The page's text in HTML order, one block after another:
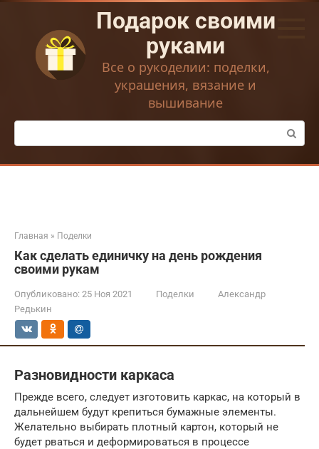
Перейти
контенту
Подарок своими
руками
Все о рукоделии: поделки,
украшения, вязание и
вышивание
Поиск:
Главная » Поделки
Как сделать единичку на день рождения
своими рукам
Опубликовано: 25 Ноя 2021 Поделки
Александр
Редькин
Разновидности каркаса
Прежде всего, следует изготовить каркас, на который в
дальнейшем будут крепиться бумажные элементы.
Желательно выбирать плотный картон, который не
будет рваться и деформироваться в процессе